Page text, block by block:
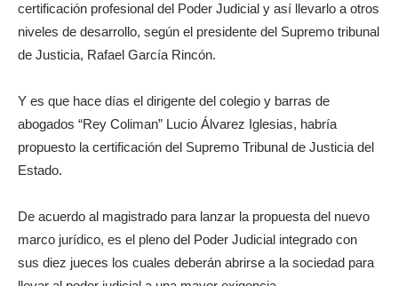
certificación profesional del Poder Judicial y así llevarlo a otros
niveles de desarrollo, según el presidente del Supremo tribunal
de Justicia, Rafael García Rincón.
Y es que hace días el dirigente del colegio y barras de
abogados “Rey Coliman” Lucio Álvarez Iglesias, habría
propuesto la certificación del Supremo Tribunal de Justicia del
Estado.
De acuerdo al magistrado para lanzar la propuesta del nuevo
marco jurídico, es el pleno del Poder Judicial integrado con
sus diez jueces los cuales deberán abrirse a la sociedad para